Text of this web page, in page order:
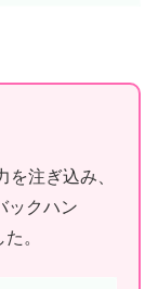
注ぎ込み、
ックハン
。